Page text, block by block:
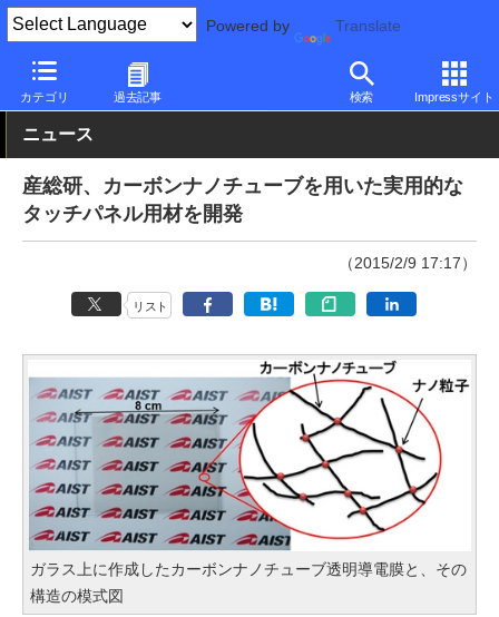
Powered by Translate
カテゴリ 過去記事 検索 Impressサイト
PC Watch 市場 動向
ニュース
産総研、カーボンナノチューブを用いた実用的な
タッチパネル用材を開発
（2015/2/9 17:17）
リスト
ガラス上に作成したカーボンナノチューブ透明導電膜と、その
構造の模式図